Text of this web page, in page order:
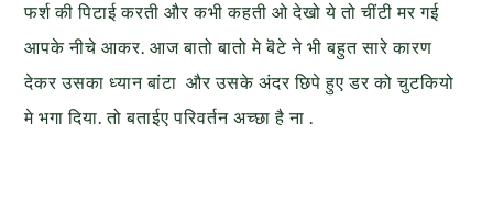
फर्श की पिटाई करती और कभी कहती ओ देखो ये तो चींटी मर गई
आपके नीचे आकर. आज बातो बातो मे बॆटे ने भी बहुत सारे कारण
देकर उसका ध्यान बांटा और उसके अंदर छिपे हुए डर को चुटकियो
मे भगा दिया. तो बताईए परिवर्तन अच्छा है ना .